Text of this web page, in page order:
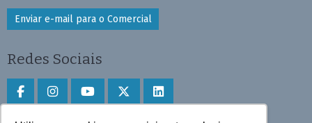
Enviar e-mail para o Comercial
Redes Sociais